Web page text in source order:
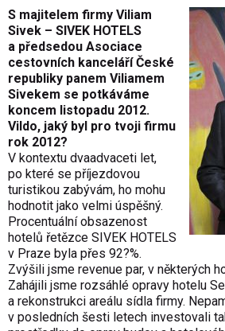
S majitelem firmy Viliam
Sivek – SIVEK HOTELS
a předsedou Asociace
cestovních kanceláří České
republiky panem Viliamem
Sivekem se potkáváme
koncem listopadu 2012.
Vildo, jaký byl pro tvoji firmu
rok 2012?
V kontextu dvaadvaceti let,
po které se příjezdovou
turistikou zabývám, ho mohu
hodnotit jako velmi úspěšný.
Procentuální obsazenost
hotelů řetězce SIVEK HOTELS
v Praze byla přes 92?%.
Zvýšili jsme revenue par, v některých
Zahájili jsme rozsáhlé opravy hotelu
a rekonstrukci areálu sídla firmy.
v posledních šesti letech investovali